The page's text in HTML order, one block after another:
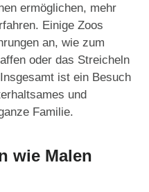
ermöglichen, mehr
Einige Zoos
an, wie zum
oder das Streicheln
ist ein Besuch
und
Familie.
wie Malen